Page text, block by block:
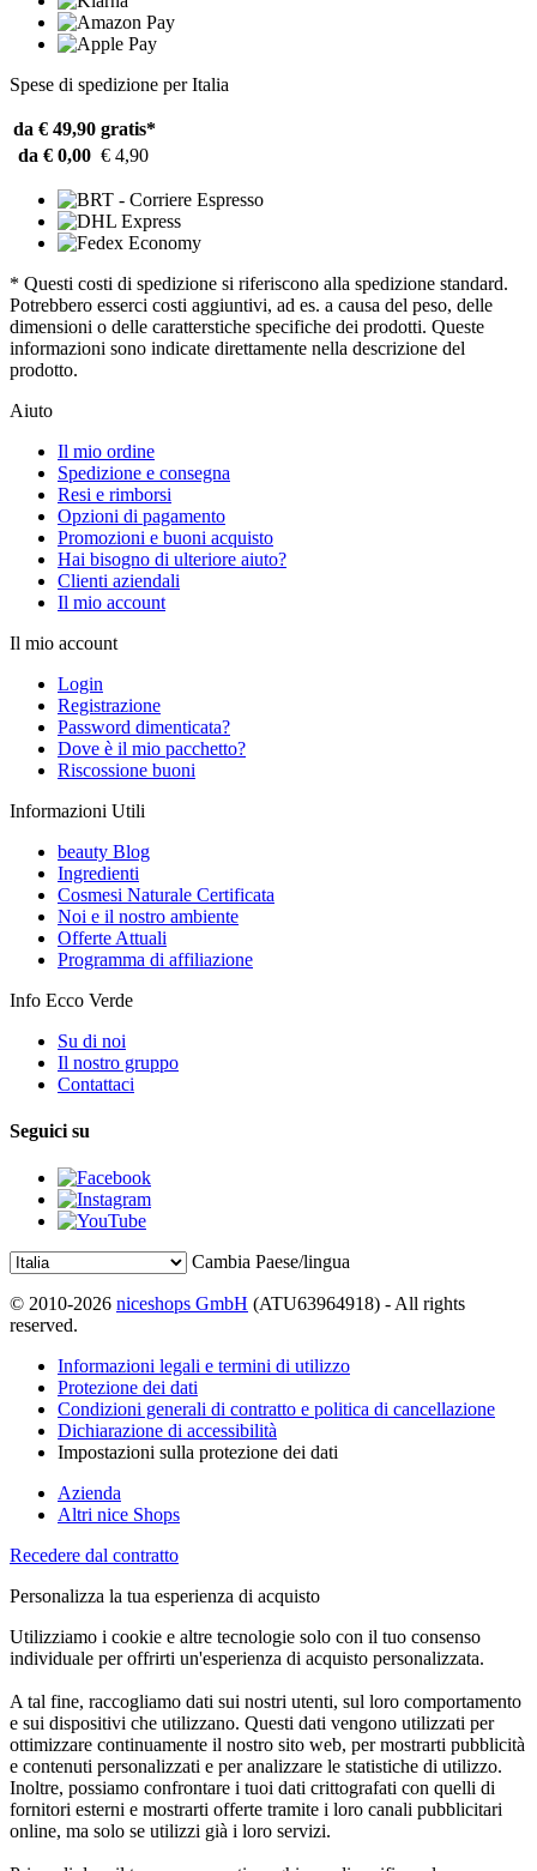
Spese di spedizione per Italia
da € 49,90 gratis*
da € 0,00 € 4,90
* Questi costi di spedizione si riferiscono alla spedizione standard.
Potrebbero esserci costi aggiuntivi, ad es. a causa del peso, delle
dimensioni o delle caratterstiche specifiche dei prodotti. Queste
informazioni sono indicate direttamente nella descrizione del
prodotto.
Aiuto
Il mio ordine
Spedizione e consegna
Resi e rimborsi
Opzioni di pagamento
Promozioni e buoni acquisto
Hai bisogno di ulteriore aiuto?
Clienti aziendali
Il mio account
Il mio account
Login
Registrazione
Password dimenticata?
Dove è il mio pacchetto?
Riscossione buoni
Informazioni Utili
beauty Blog
Ingredienti
Cosmesi Naturale Certificata
Noi e il nostro ambiente
Offerte Attuali
Programma di affiliazione
Info Ecco Verde
Su di noi
Il nostro gruppo
Contattaci
Seguici su
Cambia Paese/lingua
© 2010-2026 niceshops GmbH (ATU63964918) - All rights
reserved.
Informazioni legali e termini di utilizzo
Protezione dei dati
Condizioni generali di contratto e politica di cancellazione
Dichiarazione di accessibilità
Impostazioni sulla protezione dei dati
Azienda
Altri nice Shops
Recedere dal contratto
Personalizza la tua esperienza di acquisto
Utilizziamo i cookie e altre tecnologie solo con il tuo consenso
individuale per offrirti un'esperienza di acquisto personalizzata.
A tal fine, raccogliamo dati sui nostri utenti, sul loro comportamento
e sui dispositivi che utilizzano. Questi dati vengono utilizzati per
ottimizzare continuamente il nostro sito web, per mostrarti pubblicità
e contenuti personalizzati e per analizzare le statistiche di utilizzo.
Inoltre, possiamo confrontare i tuoi dati crittografati con quelli di
fornitori esterni e mostrarti offerte tramite i loro canali pubblicitari
online, ma solo se utilizzi già i loro servizi.